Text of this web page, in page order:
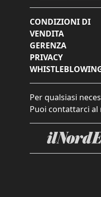
CONDIZIONI DI
VENDITA
GERENZA
PRIVACY
Per qualsiasi
Puoi contattarci al